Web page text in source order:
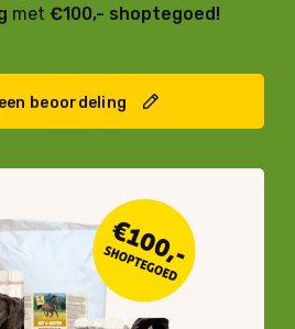
met €100,- shoptegoed!
beoordeling